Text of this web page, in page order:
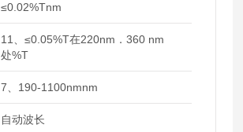
≤0.02%Tnm
11、≤0.05%T在220nm．360 nm
处%T
7、190-1100nmnm
自动波长